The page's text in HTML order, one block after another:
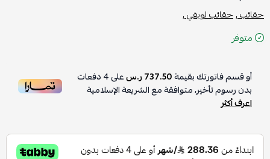
حقائب ,حقائب لويفي ,
متوفر
أو قسم فاتورتك بقيمة737.50 ر.س على4دفعات
بدون رسوم تأخير، متوافقة مع الشريعة الإسلامية
اعرف أكثر